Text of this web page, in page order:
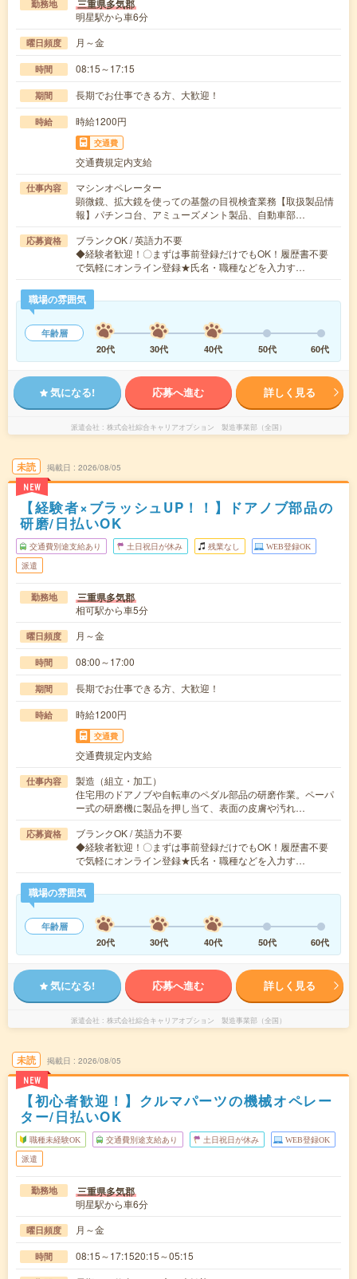
勤務地 三重県多気郡
明星駅から車6分
曜日頻度 月～金
時間 08:15～17:15
期間 長期でお仕事できる方、大歓迎！
時給 時給1200円
交通費
交通費規定内支給
仕事内容
マシンオペレーター
顕微鏡、拡大鏡を使っての基盤の目視検査業務【取扱製品情
報】パチンコ台、アミューズメント製品、自動車部…
応募資格
ブランクOK / 英語力不要
◆経験者歓迎！〇まずは事前登録だけでもOK！履歴書不要
で気軽にオンライン登録★氏名・職種などを入力す…
職場の雰囲気
年齢層
20代
30代 40代 50代 60代
気になる! 応募へ進む 詳しく見る
派遣会社 株式会社綜合キャリアオプション 製造事業部（全国）
未読
NEW
掲載日 2026/08/05
【経験者×ブラッシュUP！！】ドアノブ部品の
研磨/日払いOK
交通費別途支給あり 土日祝日が休み 残業なし WEB登録OK
派遣
勤務地 三重県多気郡
相可駅から車5分
曜日頻度 月～金
時間 08:00～17:00
期間 長期でお仕事できる方、大歓迎！
時給 時給1200円
交通費
交通費規定内支給
仕事内容
製造（組立・加工）
住宅用のドアノブや自転車のペダル部品の研磨作業。ペーパ
ー式の研磨機に製品を押し当て、表面の皮膚や汚れ…
応募資格
ブランクOK / 英語力不要
◆経験者歓迎！〇まずは事前登録だけでもOK！履歴書不要
で気軽にオンライン登録★氏名・職種などを入力す…
職場の雰囲気
年齢層
20代
30代 40代 50代 60代
気になる! 応募へ進む 詳しく見る
派遣会社 株式会社綜合キャリアオプション 製造事業部（全国）
未読
NEW
掲載日 2026/08/05
【初心者歓迎！】クルマパーツの機械オペレー
ター/日払いOK
職種未経験OK 交通費別途支給あり 土日祝日が休み WEB登録OK
派遣
勤務地 三重県多気郡
明星駅から車6分
曜日頻度 月～金
時間 08:15～17:1520:15～05:15